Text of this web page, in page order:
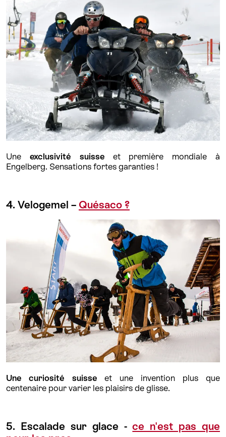
Une exclusivité suisseet première mondiale à
Engelberg. Sensations fortes garanties !
4. Velogemel – Quésaco ?
Une curiosité suisse et une invention plus que
centenaire pour varier les plaisirs de glisse.
5. Escalade sur glace -ce n'est pas que